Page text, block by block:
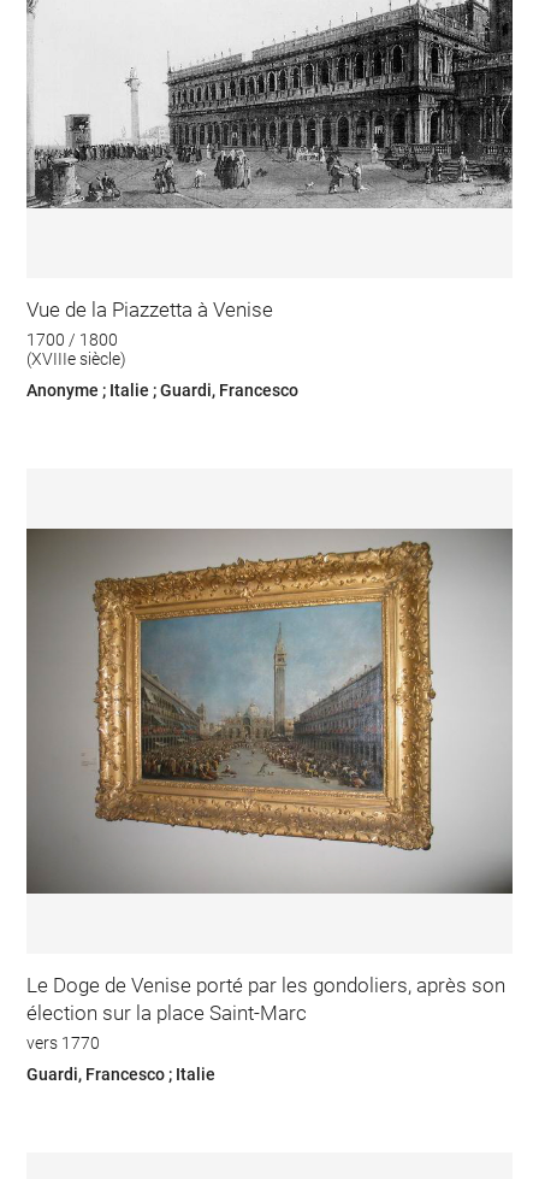
Vue de la Piazzetta à Venise
1700 / 1800
(XVIIIe siècle)
Anonyme ; Italie ; Guardi, Francesco
Le Doge de Venise porté par les gondoliers, après son
élection sur la place Saint-Marc
vers 1770
Guardi, Francesco ; Italie